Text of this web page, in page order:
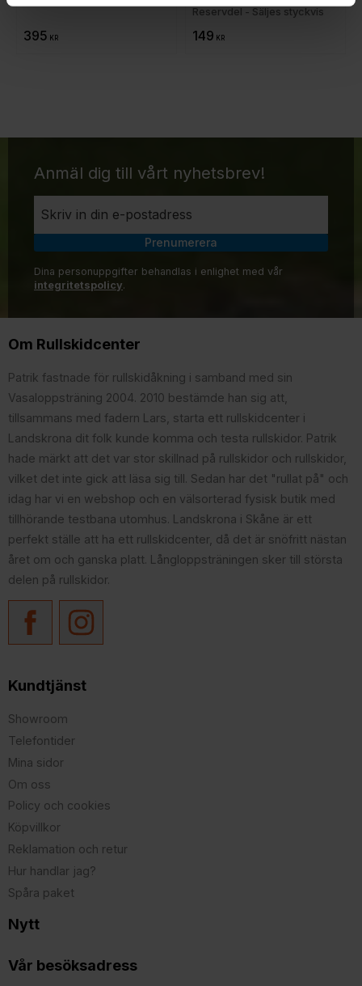
395 KR
Reservdel - Säljes styckvis
149 KR
Anmäl dig till vårt nyhetsbrev!
Prenumerera
Dina personuppgifter behandlas i enlighet med vår
integritetspolicy.
Om Rullskidcenter
Patrik fastnade för rullskidåkning i samband med sin
Vasaloppsträning 2004. 2010 bestämde han sig att,
tillsammans med fadern Lars, starta ett rullskidcenter i
Landskrona dit folk kunde komma och testa rullskidor. Patrik
hade märkt att det var stor skillnad på rullskidor och rullskidor,
vilket det inte gick att läsa sig till. Sedan har det "rullat på" och
idag har vi en webshop och en välsorterad fysisk butik med
tillhörande testbana utomhus. Landskrona i Skåne är ett
perfekt ställe att ha ett rullskidcenter, då det är snöfritt nästan
året om och ganska platt. Långloppsträningen sker till största
delen på rullskidor.
Kundtjänst
Showroom
Telefontider
Mina sidor
Om oss
Policy och cookies
Köpvillkor
Reklamation och retur
Hur handlar jag?
Spåra paket
Nytt
Vår besöksadress